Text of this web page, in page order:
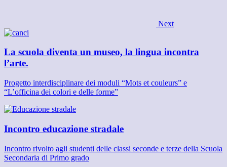
Next
La scuola diventa un museo, la lingua incontra
l’arte.
Progetto interdisciplinare dei moduli “Mots et couleurs” e
“L’officina dei colori e delle forme”
Incontro educazione stradale
Incontro rivolto agli studenti delle classi seconde e terze della Scuola
Secondaria di Primo grado